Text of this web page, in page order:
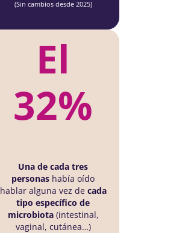
(Sin cambios desde 2025)
El
32%
Una de cada tres
personas había oído
hablar alguna vez decada
tipo específico de
microbiota(intestinal,
vaginal, cutánea…)